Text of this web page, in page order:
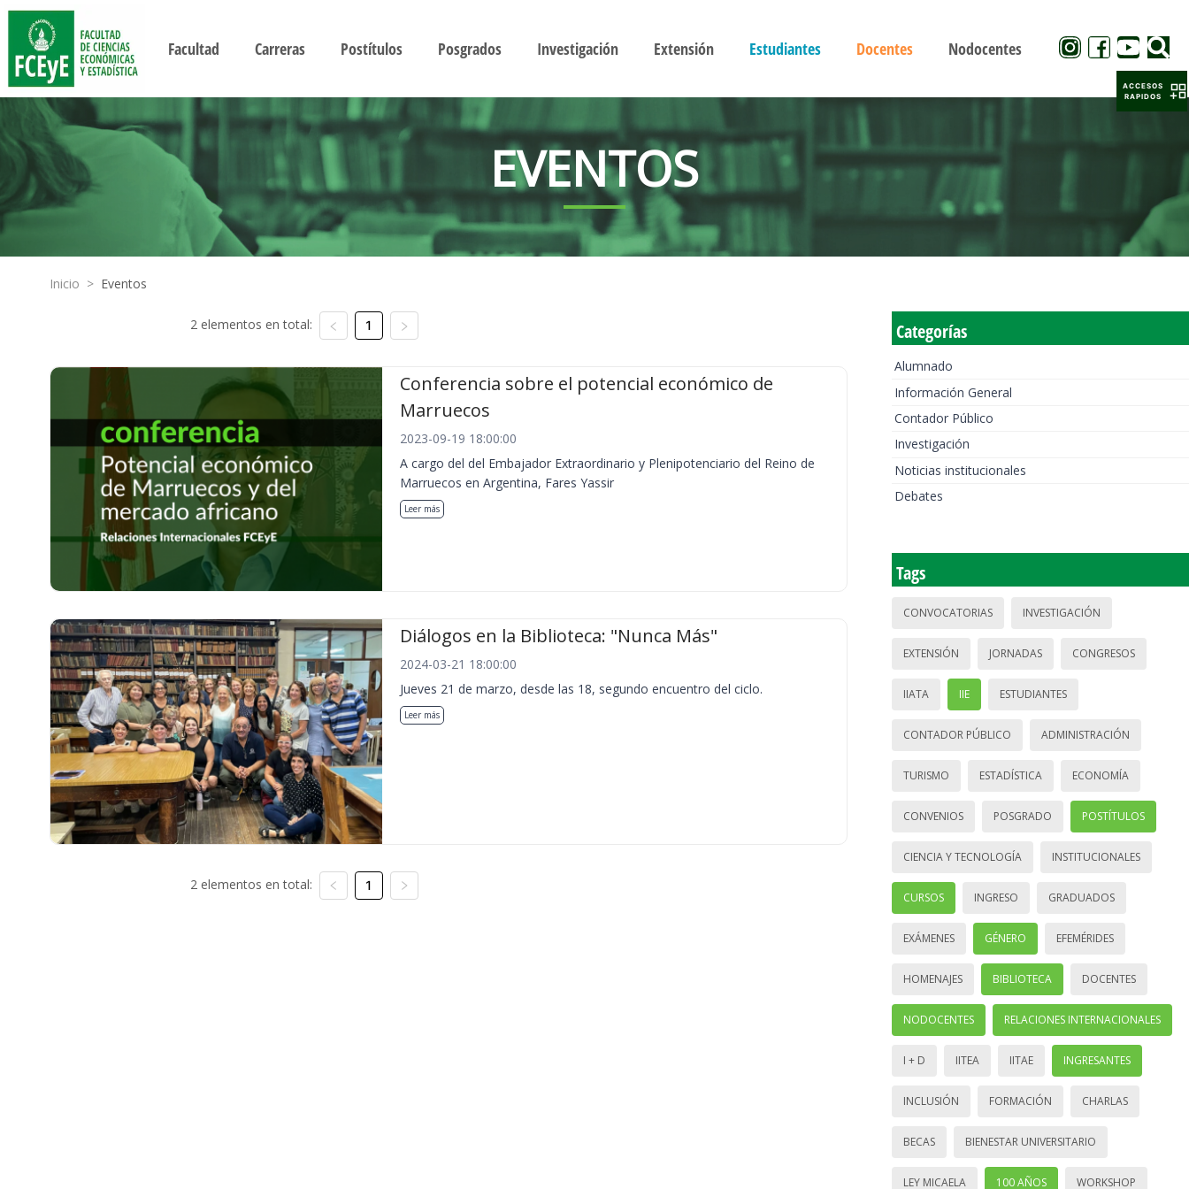
Facultad Carreras Postítulos Posgrados Investigación Extensión Estudiantes Docentes Nodocentes
EVENTOS
Inicio > Eventos
2 elementos en total: 1
Conferencia sobre el potencial económico de
Marruecos
2023-09-19 18:00:00
A cargo del del Embajador Extraordinario y Plenipotenciario del Reino de
Marruecos en Argentina, Fares Yassir
Leer más
Diálogos en la Biblioteca: "Nunca Más"
2024-03-21 18:00:00
Jueves 21 de marzo, desde las 18, segundo encuentro del ciclo.
Leer más
2 elementos en total: 1
Categorías
Alumnado
Información General
Contador Público
Investigación
Noticias institucionales
Debates
Tags
CONVOCATORIAS INVESTIGACIÓN
EXTENSIÓN JORNADAS CONGRESOS
IIATA IIE ESTUDIANTES
CONTADOR PÚBLICO ADMINISTRACIÓN
TURISMO ESTADÍSTICA ECONOMÍA
CONVENIOS POSGRADO POSTÍTULOS
CIENCIA Y TECNOLOGÍA INSTITUCIONALES
CURSOS INGRESO GRADUADOS
EXÁMENES GÉNERO EFEMÉRIDES
HOMENAJES BIBLIOTECA DOCENTES
NODOCENTES RELACIONES INTERNACIONALES
I + D IITEA IITAE INGRESANTES
INCLUSIÓN FORMACIÓN CHARLAS
BECAS BIENESTAR UNIVERSITARIO
LEY MICAELA 100 AÑOS WORKSHOP
ACCESOS
RAPIDOS